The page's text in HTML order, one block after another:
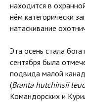
находится в
нём категорически
натаскивание
Эта осень стала
сентября была
подвида малой
(Branta hutchinsii
Командорских и